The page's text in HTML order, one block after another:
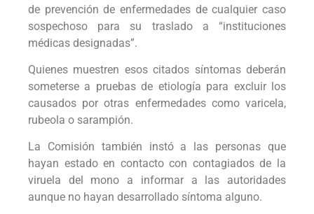
de prevención de enfermedades de cualquier caso
sospechoso para su traslado a “instituciones
médicas designadas”.
Quienes muestren esos citados síntomas deberán
someterse a pruebas de etiología para excluir los
causados por otras enfermedades como varicela,
rubeola o sarampión.
La Comisión también instó a las personas que
hayan estado en contacto con contagiados de la
viruela del mono a informar a las autoridades
aunque no hayan desarrollado síntoma alguno.